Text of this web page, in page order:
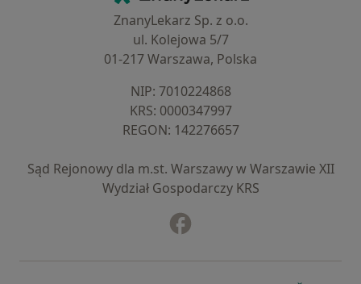
ZnanyLekarz Sp. z o.o.
ul. Kolejowa 5/7
01-217 Warszawa, Polska
NIP: ⁠7010224868
KRS: ⁠0000347997
REGON: ⁠142276657
Sąd Rejonowy dla m.st. Warszawy w Warszawie XII
Wydział Gospodarczy KRS